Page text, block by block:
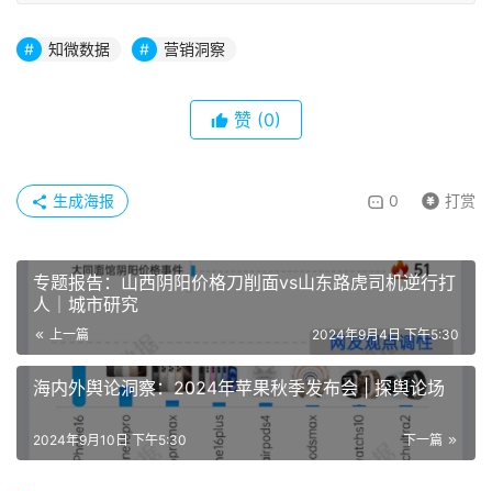
知微数据 营销洞察
赞 (0)
0 打赏
生成海报
专题报告：山西阴阳价格刀削面vs山东路虎司机逆行打
人｜城市研究
上一篇 2024年9月4日 下午5:30
海内外舆论洞察：2024年苹果秋季发布会 | 探舆论场
下一篇
2024年9月10日 下午5:30